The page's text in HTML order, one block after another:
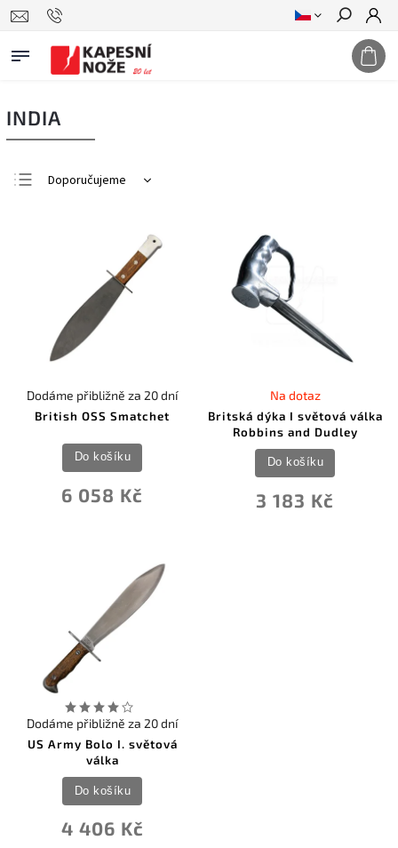
Hledat
INDIA
Doporučujeme
Nejprodávanější
Abecedně
British OSS Smatchet
Dodáme přibližně za 20 dní
6 058 Kč
Do košíku
Britská dýka I světová válka
Robbins and Dudley
Na dotaz
3 183 Kč
Do košíku
US Army Bolo I. světová
válka
Dodáme přibližně za 20 dní
4 406 Kč
Do košíku